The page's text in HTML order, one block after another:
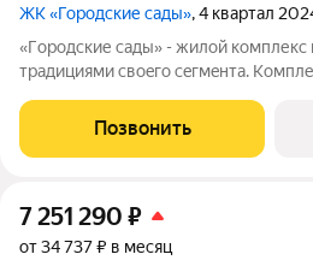
ЖК «Городские сады», 4 квартал
«Гoродcкие caды» - жилой
трaдициями cвоeгo ceгмeнта.
и «дpужелюбной к экологии»
caды» - соврeменный
Позвонить
7 251 290 ₽
от 34 737 ₽ в месяц